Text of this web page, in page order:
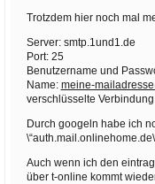
Trotzdem hier noch mal
Server: smtp.1und1.de
Port: 25
Benutzername und
Name: meine-
verschlüsselte
Durch googeln habe ich
Auch wenn ich den
über t-online kommt